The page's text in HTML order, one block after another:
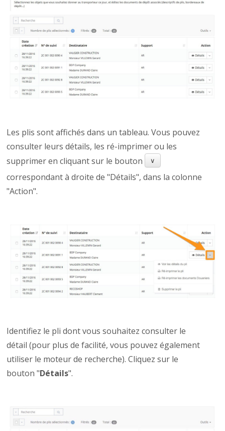
Les plis sont affichés dans un tableau. Vous pouvez
consulter leurs détails, les ré-imprimer ou les
supprimer en cliquant sur le bouton
∨
correspondant à droite de "Détails", dans la colonne
"Action".
Identifiez le pli dont vous souhaitez consulter le
détail (pour plus de facilité, vous pouvez également
utiliser le moteur de recherche). Cliquez sur le
bouton "Détails".